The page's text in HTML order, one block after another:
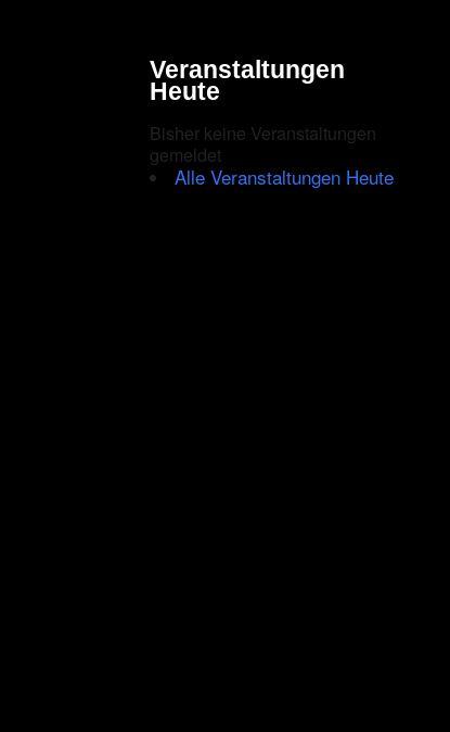
Veranstaltungen
Heute
Bisher keine Veranstaltungen
gemeldet
Alle Veranstaltungen Heute